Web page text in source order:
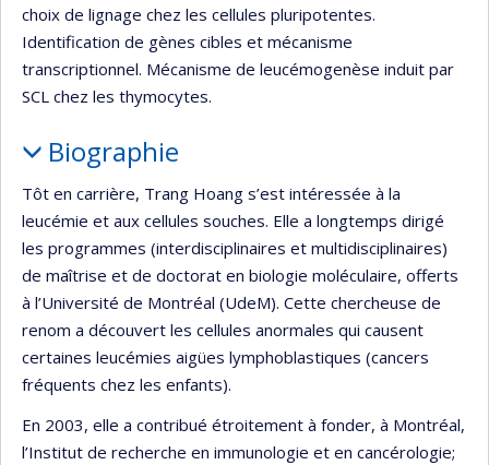
choix de lignage chez les cellules pluripotentes.
Identification de gènes cibles et mécanisme
transcriptionnel. Mécanisme de leucémogenèse induit par
SCL chez les thymocytes.
Biographie
Tôt en carrière, Trang Hoang s’est intéressée à la
leucémie et aux cellules souches. Elle a longtemps dirigé
les programmes (interdisciplinaires et multidisciplinaires)
de maîtrise et de doctorat en biologie moléculaire, offerts
à l’Université de Montréal (UdeM). Cette chercheuse de
renom a découvert les cellules anormales qui causent
certaines leucémies aigües lymphoblastiques (cancers
fréquents chez les enfants).
En 2003, elle a contribué étroitement à fonder, à Montréal,
l’Institut de recherche en immunologie et en cancérologie;